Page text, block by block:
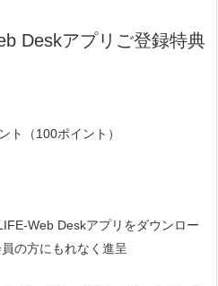
Deskアプリご登録特典
ト（100ポイント）
Web Deskアプリをダウンロー
の方にもれなく進呈